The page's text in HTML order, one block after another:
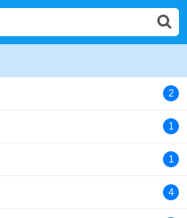
2
1
1
4